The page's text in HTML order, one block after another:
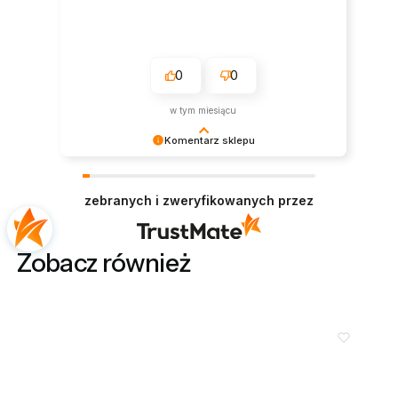
Komentarz sklepu
0 0
w tym miesiącu
zebranych i zweryfikowanych przez
Zobacz również